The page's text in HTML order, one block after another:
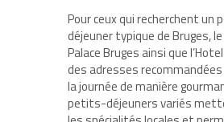
Pour ceux qui recherchent un
déjeuner typique de Bruges, le
Palace Bruges ainsi que l’
des adresses
la journée de manière
petits-déjeuners variés